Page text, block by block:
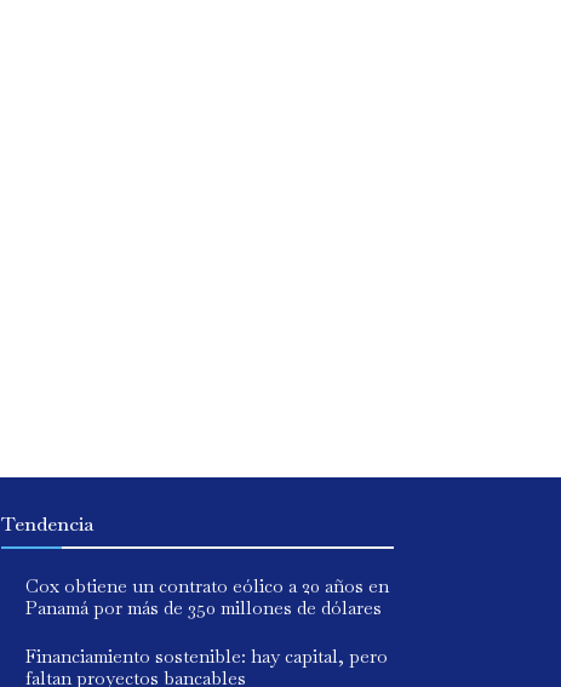
Tendencia
Cox obtiene un contrato eólico a 20 años en
Panamá por más de 350 millones de dólares
Financiamiento sostenible: hay capital, pero
faltan proyectos bancables